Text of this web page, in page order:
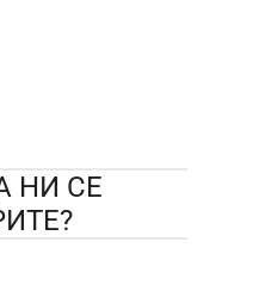
НИ СЕ